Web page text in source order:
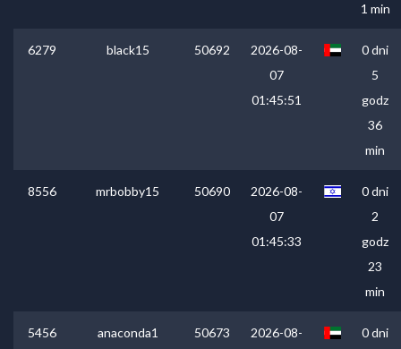
1 min
6279 black15 50692
2026-08-
07
01:45:51
0 dni
5
godz
36
min
8556 mrbobby15 50690
2026-08-
07
01:45:33
0 dni
2
godz
23
min
5456 anaconda1 50673
2026-08-
0 dni